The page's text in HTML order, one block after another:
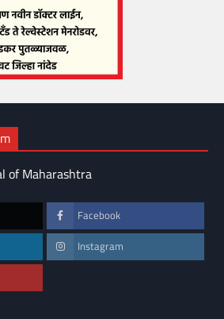
of Maharashtra
Facebook
Instagram